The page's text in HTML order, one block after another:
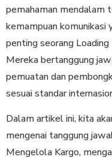
pemahaman mendalam
kemampuan komunikasi
penting seorang
Mereka bertanggung
pemuatan dan
sesuai standar
Dalam artikel ini, kita
mengenai tanggung
Mengelola Kargo,